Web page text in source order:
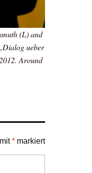
(L) and
ueber
Around
* markiert